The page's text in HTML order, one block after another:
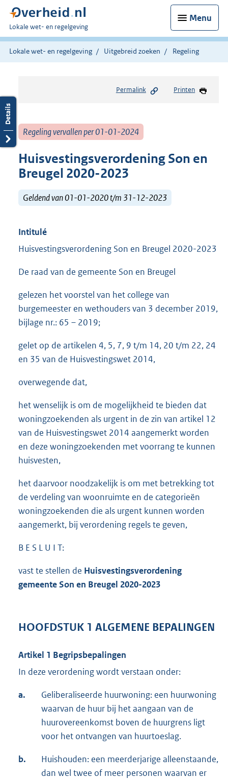
Menu
U
bent
hier:
Lokale wet- en regelgeving
Lokale wet- en regelgeving Uitgebreid zoeken Regeling
Permalink Printen
Regeling vervallen per 01-01-2024
Huisvestingsverordening Son en
Breugel 2020-2023
Geldend van 01-01-2020 t/m 31-12-2023
Intitulé
Huisvestingsverordening Son en Breugel 2020-2023
De raad van de gemeente Son en Breugel
gelezen het voorstel van het college van
burgemeester en wethouders van 3 december 2019,
bijlage nr.: 65 – 2019;
gelet op de artikelen 4, 5, 7, 9 t/m 14, 20 t/m 22, 24
en 35 van de Huisvestingswet 2014,
overwegende dat,
het wenselijk is om de mogelijkheid te bieden dat
woningzoekenden als urgent in de zin van artikel 12
van de Huisvestingswet 2014 aangemerkt worden
en deze woningzoekenden met voorrang te kunnen
huisvesten,
het daarvoor noodzakelijk is om met betrekking tot
de verdeling van woonruimte en de categorieën
woningzoekenden die als urgent kunnen worden
aangemerkt, bij verordening regels te geven,
B E S L U I T:
vast te stellen de Huisvestingsverordening
gemeente Son en Breugel 2020-2023
HOOFDSTUK 1 ALGEMENE BEPALINGEN
Artikel 1 Begripsbepalingen
In deze verordening wordt verstaan onder:
a.
Geliberaliseerde huurwoning: een huurwoning
waarvan de huur bij het aangaan van de
huurovereenkomst boven de huurgrens ligt
voor het ontvangen van huurtoeslag.
b.
Huishouden: een meerderjarige alleenstaande,
dan wel twee of meer personen waarvan er